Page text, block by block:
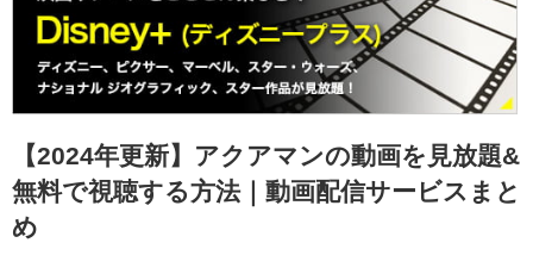
【2024年更新】アクアマンの動画を見放題&
無料で視聴する方法｜動画配信サービスまと
め